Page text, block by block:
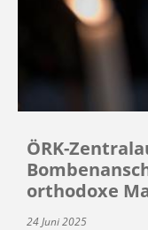
ÖRK-
orthodoxe
24 Juni 2025